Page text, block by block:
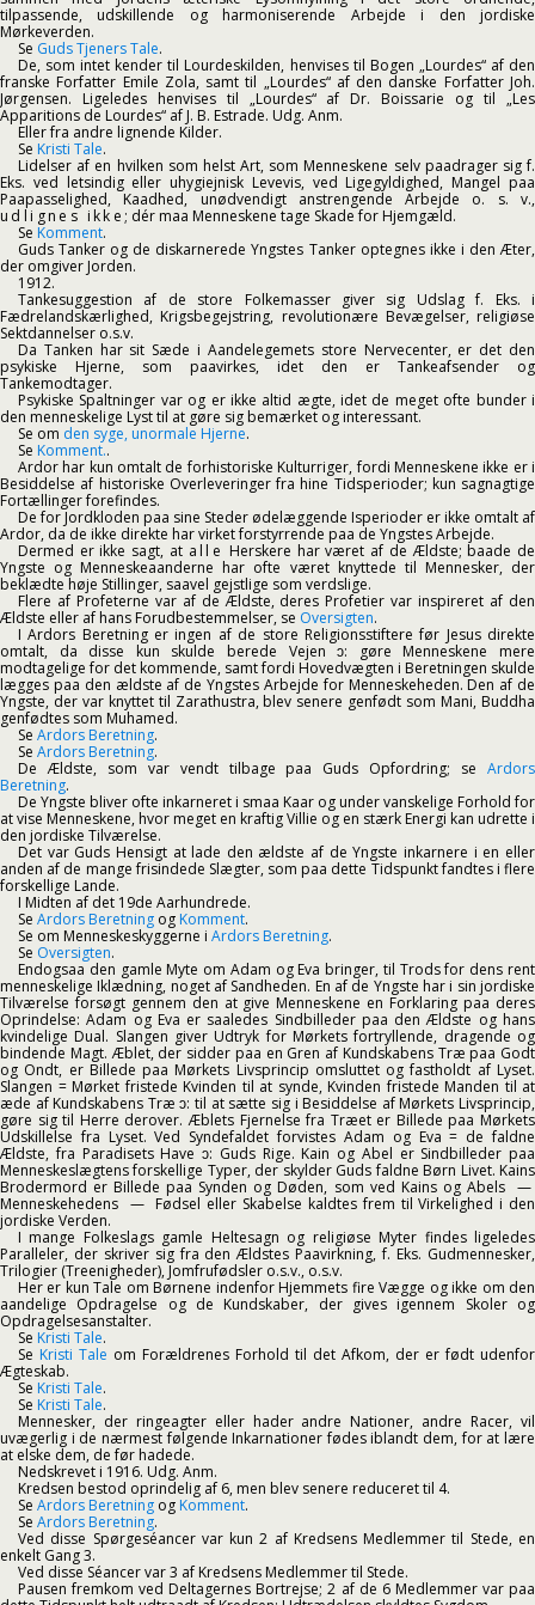
tilpassende, udskillende og harmoniserende Arbejde i den jordiske
Mørkeverden.
Se Guds Tjeners Tale.
De, som intet kender til Lourdeskilden, henvises til Bogen „Lourdes“ af den
franske Forfatter Emile Zola, samt til „Lourdes“ af den danske Forfatter Joh.
Jørgensen. Ligeledes henvises til „Lourdes“ af Dr. Boissarie og til „Les
Apparitions de Lourdes“ af J. B. Estrade. Udg. Anm.
Eller fra andre lignende Kilder.
Se Kristi Tale.
Lidelser af en hvilken som helst Art, som Menneskene selv paadrager sig f.
Eks. ved letsindig eller uhygiejnisk Levevis, ved Ligegyldighed, Mangel paa
Paapasselighed, Kaadhed, unødvendigt anstrengende Arbejde o. s. v.,
udlignes ikke ; dér maa Menneskene tage Skade for Hjemgæld.
Se Komment.
Guds Tanker og de diskarnerede Yngstes Tanker optegnes ikke i den Æter,
der omgiver Jorden.
1912.
Tankesuggestion af de store Folkemasser giver sig Udslag f. Eks. i
Fædrelandskærlighed, Krigsbegejstring, revolutionære Bevægelser, religiøse
Sektdannelser o.s.v.
Da Tanken har sit Sæde i Aandelegemets store Nervecenter, er det den
psykiske Hjerne, som paavirkes, idet den er Tankeafsender og
Tankemodtager.
Psykiske Spaltninger var og er ikke altid ægte, idet de meget ofte bunder i
den menneskelige Lyst til at gøre sig bemærket og interessant.
Se om den syge, unormale Hjerne.
Se Komment..
Ardor har kun omtalt de forhistoriske Kulturriger, fordi Menneskene ikke er i
Besiddelse af historiske Overleveringer fra hine Tidsperioder; kun sagnagtige
Fortællinger forefindes.
De for Jordkloden paa sine Steder ødelæggende Isperioder er ikke omtalt af
Ardor, da de ikke direkte har virket forstyrrende paa de Yngstes Arbejde.
Dermed er ikke sagt, at alle Herskere har været af de Ældste; baade de
Yngste og Menneskeaanderne har ofte været knyttede til Mennesker, der
beklædte høje Stillinger, saavel gejstlige som verdslige.
Flere af Profeterne var af de Ældste, deres Profetier var inspireret af den
Ældste eller af hans Forudbestemmelser, se Oversigten.
I Ardors Beretning er ingen af de store Religionsstiftere før Jesus direkte
omtalt, da disse kun skulde berede Vejen ᴐ: gøre Menneskene mere
modtagelige for det kommende, samt fordi Hovedvægten i Beretningen skulde
lægges paa den ældste af de Yngstes Arbejde for Menneskeheden. Den af de
Yngste, der var knyttet til Zarathustra, blev senere genfødt som Mani, Buddha
genfødtes som Muhamed.
Se Ardors Beretning.
Se Ardors Beretning.
De Ældste, som var vendt tilbage paa Guds Opfordring; se Ardors
Beretning.
De Yngste bliver ofte inkarneret i smaa Kaar og under vanskelige Forhold for
at vise Menneskene, hvor meget en kraftig Villie og en stærk Energi kan udrette i
den jordiske Tilværelse.
Det var Guds Hensigt at lade den ældste af de Yngste inkarnere i en eller
anden af de mange frisindede Slægter, som paa dette Tidspunkt fandtes i flere
forskellige Lande.
I Midten af det 19de Aarhundrede.
Se Ardors Beretning og Komment.
Se om Menneskeskyggerne i Ardors Beretning.
Se Oversigten.
Endogsaa den gamle Myte om Adam og Eva bringer, til Trods for dens rent
menneskelige Iklædning, noget af Sandheden. En af de Yngste har i sin jordiske
Tilværelse forsøgt gennem den at give Menneskene en Forklaring paa deres
Oprindelse: Adam og Eva er saaledes Sindbilleder paa den Ældste og hans
kvindelige Dual. Slangen giver Udtryk for Mørkets fortryllende, dragende og
bindende Magt. Æblet, der sidder paa en Gren af Kundskabens Træ paa Godt
og Ondt, er Billede paa Mørkets Livsprincip omsluttet og fastholdt af Lyset.
Slangen = Mørket fristede Kvinden til at synde, Kvinden fristede Manden til at
æde af Kundskabens Træ ᴐ: til at sætte sig i Besiddelse af Mørkets Livsprincip,
gøre sig til Herre derover. Æblets Fjernelse fra Træet er Billede paa Mørkets
Udskillelse fra Lyset. Ved Syndefaldet forvistes Adam og Eva = de faldne
Ældste, fra Paradisets Have ᴐ: Guds Rige. Kain og Abel er Sindbilleder paa
Menneskeslægtens forskellige Typer, der skylder Guds faldne Børn Livet. Kains
Brodermord er Billede paa Synden og Døden, som ved Kains og Abels —
Menneskehedens — Fødsel eller Skabelse kaldtes frem til Virkelighed i den
jordiske Verden.
I mange Folkeslags gamle Heltesagn og religiøse Myter findes ligeledes
Paralleler, der skriver sig fra den Ældstes Paavirkning, f. Eks. Gudmennesker,
Trilogier (Treenigheder), Jomfrufødsler o.s.v., o.s.v.
Her er kun Tale om Børnene indenfor Hjemmets fire Vægge og ikke om den
aandelige Opdragelse og de Kundskaber, der gives igennem Skoler og
Opdragelsesanstalter.
Se Kristi Tale.
Se Kristi Tale om Forældrenes Forhold til det Afkom, der er født udenfor
Ægteskab.
Se Kristi Tale.
Se Kristi Tale.
Mennesker, der ringeagter eller hader andre Nationer, andre Racer, vil
uvægerlig i de nærmest følgende Inkarnationer fødes iblandt dem, for at lære
at elske dem, de før hadede.
Nedskrevet i 1916. Udg. Anm.
Kredsen bestod oprindelig af 6, men blev senere reduceret til 4.
Se Ardors Beretning og Komment.
Se Ardors Beretning.
Ved disse Spørgeséancer var kun 2 af Kredsens Medlemmer til Stede, en
enkelt Gang 3.
Ved disse Séancer var 3 af Kredsens Medlemmer til Stede.
Pausen fremkom ved Deltagernes Bortrejse; 2 af de 6 Medlemmer var paa